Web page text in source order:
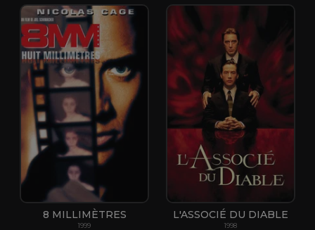
8 MILLIMÈTRES
1999
L'ASSOCIÉ DU DIABLE
1998